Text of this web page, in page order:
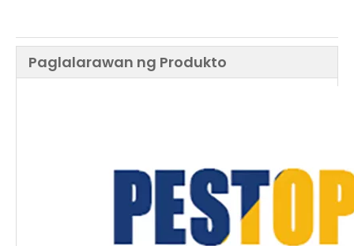
Paglalarawan ng Produkto